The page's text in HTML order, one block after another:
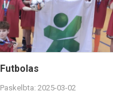
Futbolas
Paskelbta: 2025-03-02